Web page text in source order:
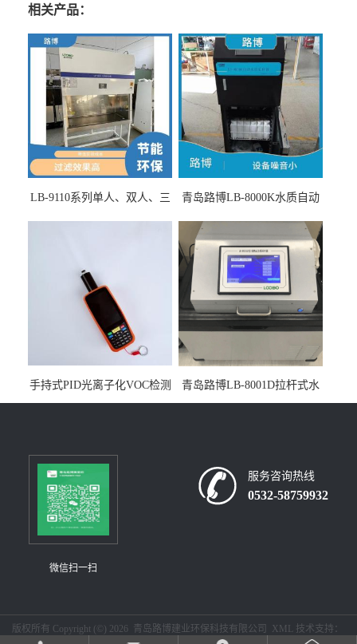
相关产品：
LB-9110系列单人、双人、三
青岛路博LB-8000K水质自动
手持式PID光离子化VOC检测
仪（挥发性有机物设备）
青岛路博LB-8001D拉杆式水
质采样器
微信扫一扫
服务咨询热线
0532-58759932
版权所有 Copyright (©) 2026 青岛路博建业环保科技有限公司 XML 技术支持：